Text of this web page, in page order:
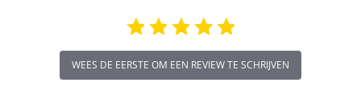
WEES DE EERSTE OM EEN REVIEW TE SCHRIJVEN